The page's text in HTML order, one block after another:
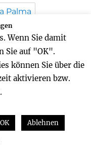
Palma
NASA
Rhodan
Wenn Sie damit
Sie auf "OK".
können Sie über die
aktivieren bzw.
OK Ablehnen